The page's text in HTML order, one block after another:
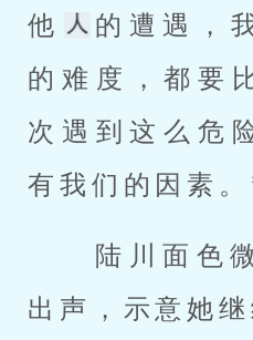
他
的遭遇，
的难度，都要
次遇到这么危
有我们的因素
出声，示意她